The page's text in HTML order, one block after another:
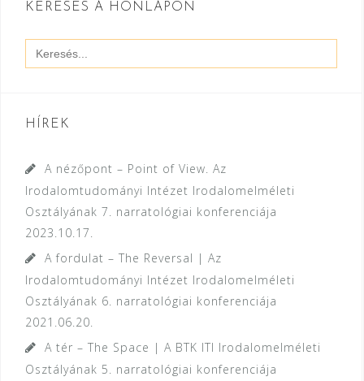
KERESÉS A HONLAPON
Search
for:
HÍREK
A nézőpont – Point of View. Az
Irodalomtudományi Intézet Irodalomelméleti
Osztályának 7. narratológiai konferenciája
2023.10.17.
A fordulat – The Reversal | Az
Irodalomtudományi Intézet Irodalomelméleti
Osztályának 6. narratológiai konferenciája
2021.06.20.
A tér – The Space | A BTK ITI Irodalomelméleti
Osztályának 5. narratológiai konferenciája